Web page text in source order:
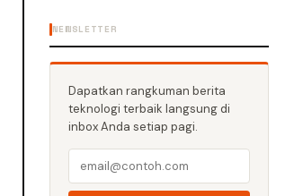
NEWSLETTER
Dapatkan rangkuman berita
teknologi terbaik langsung di
inbox Anda setiap pagi.